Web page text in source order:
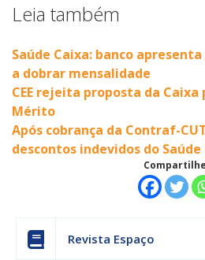
Leia também
Saúde Caixa: banco
a dobrar mensalidade
CEE rejeita proposta da
Mérito
Após cobrança da Contraf-
descontos indevidos do Saúde
Revista Espaço